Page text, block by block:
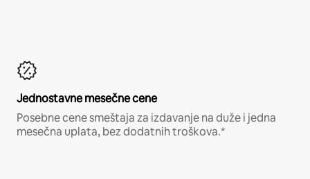
Jednostavne mesečne cene
Posebne cene smeštaja za izdavanje na duže i jedna
mesečna uplata, bez dodatnih troškova.*